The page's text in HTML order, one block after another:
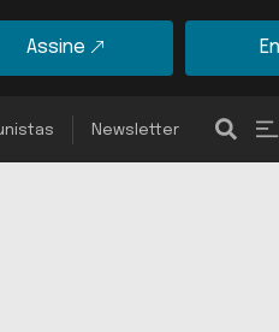
Assine
Newsletter